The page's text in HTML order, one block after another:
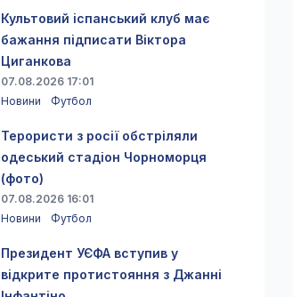
Культовий іспанський клуб має
бажання підписати Віктора
Циганкова
07.08.2026 17:01
Новини
Футбол
Терористи з росії обстріляли
одеський стадіон Чорноморця
(фото)
07.08.2026 16:01
Новини
Футбол
Президент УЄФА вступив у
відкрите протистояння з Джанні